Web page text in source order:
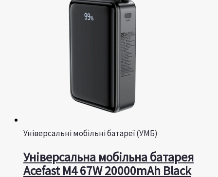
Універсальні мобільні батареї (УМБ)
Універсальна мобільна батарея
Acefast M4 67W 20000mAh Black